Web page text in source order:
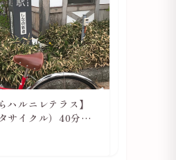
ハルニレテラス】
サイクル）40分で
行は自転車利用が